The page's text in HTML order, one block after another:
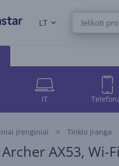
LT
IT
įrenginiai Tinklo įranga
AX53,